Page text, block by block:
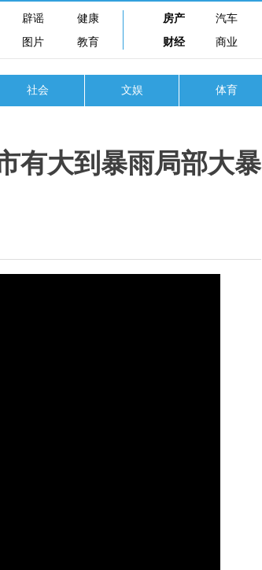
辟谣
健康
图片 教育
房产 汽车
财经
商业
社会 文娱 体育
有大到暴雨局部大暴